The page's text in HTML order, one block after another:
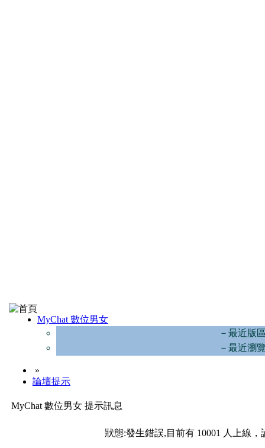
MyChat 數位男女
－最近版
－最近瀏
»
論壇提示
MyChat 數位男女 提示訊息
狀態:發生錯誤,目前有 10001 人上線